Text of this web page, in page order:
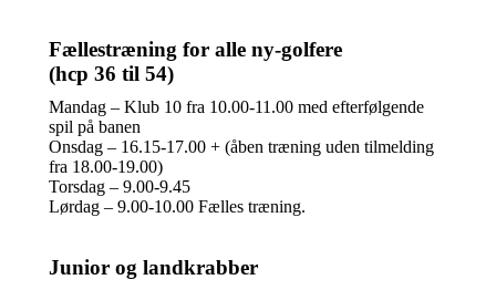
Fællestræning for alle ny-golfere
(hcp 36 til 54)
Mandag – Klub 10 fra 10.00-11.00 med efterfølgende
spil på banen
Onsdag – 16.15-17.00 + (åben træning uden tilmelding
fra 18.00-19.00)
Torsdag – 9.00-9.45
Lørdag – 9.00-10.00 Fælles træning.
Junior og landkrabber